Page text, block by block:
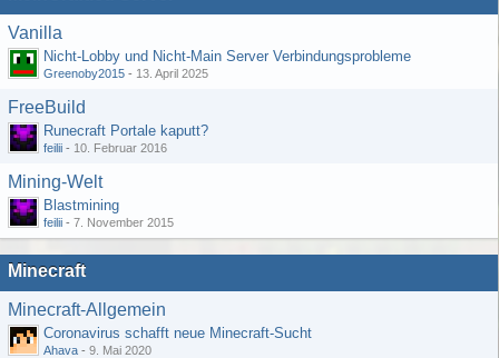
Vanilla
Nicht-Lobby und Nicht-Main Server Verbindungsprobleme
Greenoby2015 - 13. April 2025
FreeBuild
Runecraft Portale kaputt?
feilii - 10. Februar 2016
Mining-Welt
Blastmining
feilii - 7. November 2015
Minecraft
Minecraft-Allgemein
Coronavirus schafft neue Minecraft-Sucht
Ahava - 9. Mai 2020